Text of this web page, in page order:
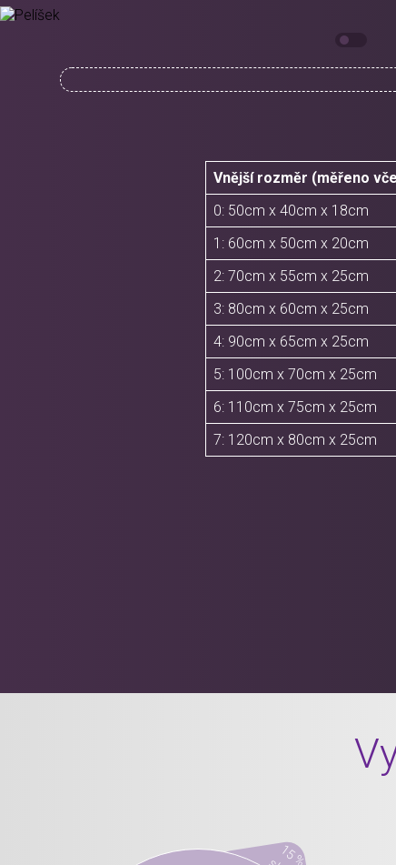
Vnější rozměr (měřeno
0: 50cm x 40cm x 18cm
1: 60cm x 50cm x 20cm
2: 70cm x 55cm x 25cm
3: 80cm x 60cm x 25cm
4: 90cm x 65cm x 25cm
5: 100cm x 70cm x 25cm
6: 110cm x 75cm x 25cm
7: 120cm x 80cm x 25cm
15 %